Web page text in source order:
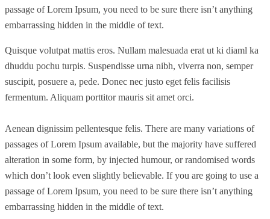
passage of Lorem Ipsum, you need to be sure there isn’t anything
embarrassing hidden in the middle of text.
Quisque volutpat mattis eros. Nullam malesuada erat ut ki diaml ka
dhuddu pochu turpis. Suspendisse urna nibh, viverra non, semper
suscipit, posuere a, pede. Donec nec justo eget felis facilisis
fermentum. Aliquam porttitor mauris sit amet orci.
Aenean dignissim pellentesque felis. There are many variations of
passages of Lorem Ipsum available, but the majority have suffered
alteration in some form, by injected humour, or randomised words
which don’t look even slightly believable. If you are going to use a
passage of Lorem Ipsum, you need to be sure there isn’t anything
embarrassing hidden in the middle of text.